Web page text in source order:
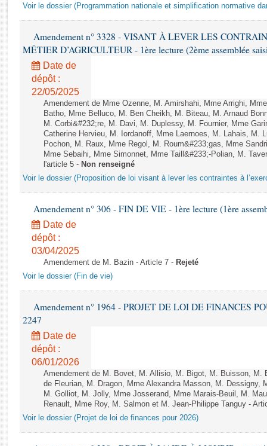
Rapports législatifs
Baromètre de l’application des lois
Dossiers législatifs
Budget et sécurité sociale
Questions écrites et orales
Comptes rendus des débats
Voir le dossier (Programmation nationale et simplification normative
Amendement n° 3328 - VISANT À LEVER LES
MÉTIER D’AGRICULTEUR - 1ère lecture (2ème assemblée
Date de
dépôt :
22/05/2025
Amendement de Mme Ozenne, M. Amirshahi, Mme Arrighi,
Batho, Mme Belluco, M. Ben Cheikh, M. Biteau, M. Arnaud
M. Corbi&#232;re, M. Davi, M. Duplessy, M. Fournier, Mme
Catherine Hervieu, M. Iordanoff, Mme Laernoes, M. Lahais, M.
Pochon, M. Raux, Mme Regol, M. Roum&#233;gas, Mme
Mme Sebaihi, Mme Simonnet, Mme Taill&#233;-Polian, M.
l'article 5 - Non renseigné
Voir le dossier (Proposition de loi visant à lever les contraintes à
Amendement n° 306 - FIN DE VIE - 1ère lecture (1ère
Date de
dépôt :
03/04/2025
Amendement de M. Bazin - Article 7 - Rejeté
Voir le dossier (Fin de vie)
Amendement n° 1964 - PROJET DE LOI DE FINANCES
2247
Date de
dépôt :
06/01/2026
Amendement de M. Bovet, M. Allisio, M. Bigot, M. Buisson, M.
de Fleurian, M. Dragon, Mme Alexandra Masson, M. Dessigny,
M. Golliot, M. Jolly, Mme Josserand, Mme Marais-Beuil, M.
Renault, Mme Roy, M. Salmon et M. Jean-Philippe Tanguy -
Voir le dossier (Projet de loi de finances pour 2026)